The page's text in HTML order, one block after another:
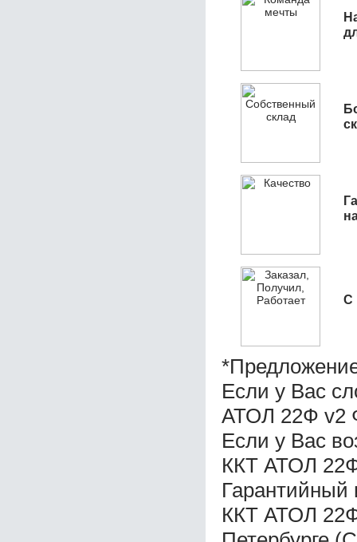
С
Если у Вас
АТОЛ 22Ф v2
Если у Вас
ККТ АТОЛ
Гарантийный
ККТ АТОЛ